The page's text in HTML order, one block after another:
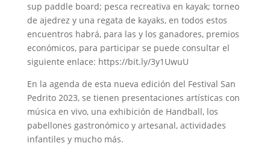
sup paddle board; pesca recreativa en kayak; torneo
de ajedrez y una regata de kayaks, en todos estos
encuentros habrá, para las y los ganadores, premios
económicos, para participar se puede consultar el
siguiente enlace: https://bit.ly/3y1UwuU
En la agenda de esta nueva edición del Festival San
Pedrito 2023, se tienen presentaciones artísticas con
música en vivo, una exhibición de Handball, los
pabellones gastronómico y artesanal, actividades
infantiles y mucho más.